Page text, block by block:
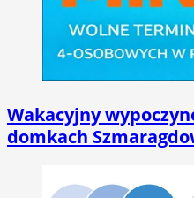
Wakacyjny
domkach